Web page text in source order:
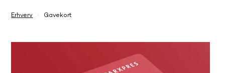
Erhverv Gavekort